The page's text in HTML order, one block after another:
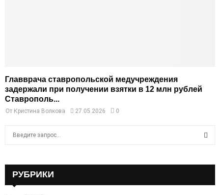
Главврача ставропольской медучреждения
задержали при получении взятки в 12 млн рублей
Ставрополь...
От Кристина Волкова 27.05.2026 0
РУБРИКИ